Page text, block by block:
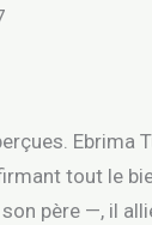
Ebrima
tout le
père —, il